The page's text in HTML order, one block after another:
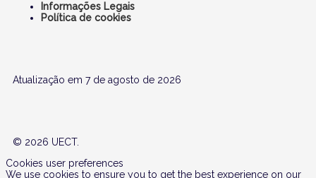
Informações Legais
Política de cookies
Atualização em 7 de agosto de 2026
© 2026 UECT.
Cookies user preferences
We use cookies to ensure you to get the best experience on our